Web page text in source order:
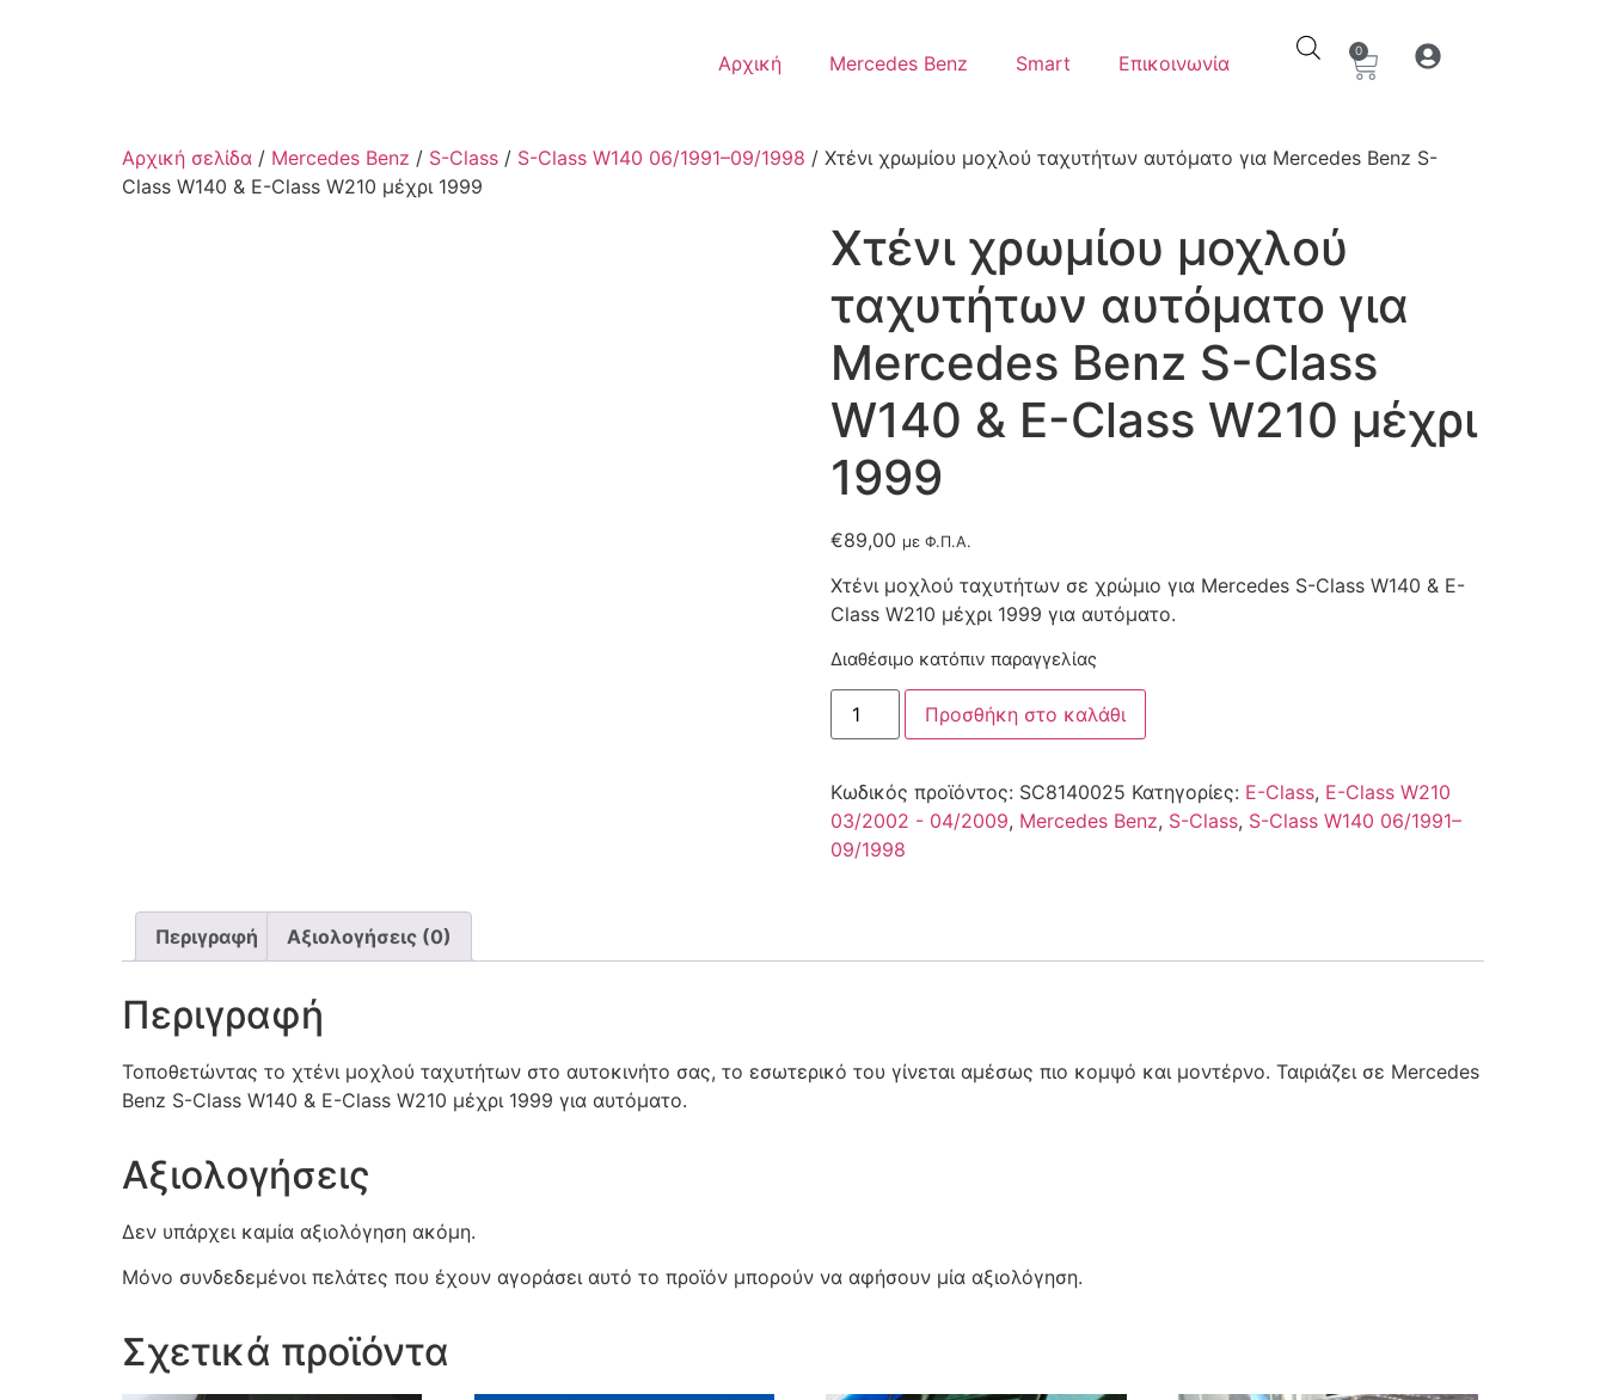
Αρχική Mercedes Benz Smart Επικοινωνία
0
Αρχική σελίδα / Mercedes Benz / S-Class / S-Class W140 06/1991–09/1998 / Χτένι χρωμίου μοχλού ταχυτήτων αυτόματο για Mercedes Benz S-
Class W140 & Ε-Class W210 μέχρι 1999
Χτένι χρωμίου μοχλού
ταχυτήτων αυτόματο για
Mercedes Benz S-Class
W140 & Ε-Class W210 μέχρι
1999
€89,00 με Φ.Π.Α.
Χτένι μοχλού ταχυτήτων σε χρώμιο για Mercedes S-Class W140 & Ε-
Class W210 μέχρι 1999 για αυτόματο.
Διαθέσιμο κατόπιν παραγγελίας
Προσθήκη στο καλάθι
Κωδικός προϊόντος: SC8140025 Κατηγορίες: E-Class, E-Class W210
03/2002 - 04/2009, Mercedes Benz, S-Class, S-Class W140 06/1991–
09/1998
Περιγραφή Αξιολογήσεις (0)
Περιγραφή
Τοποθετώντας το χτένι μοχλού ταχυτήτων στο αυτοκινήτο σας, το εσωτερικό του γίνεται αμέσως πιο κομψό και μοντέρνο. Ταιριάζει σε Mercedes
Benz S-Class W140 & Ε-Class W210 μέχρι 1999 για αυτόματο.
Αξιολογήσεις
Δεν υπάρχει καμία αξιολόγηση ακόμη.
Μόνο συνδεδεμένοι πελάτες που έχουν αγοράσει αυτό το προϊόν μπορούν να αφήσουν μία αξιολόγηση.
Σχετικά προϊόντα